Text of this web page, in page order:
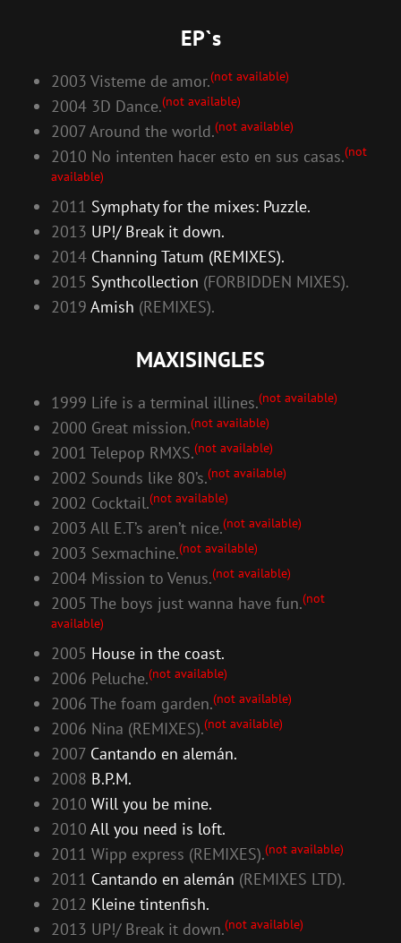
EP`s
2003 Visteme de amor.(not available)
2004 3D Dance.(not available)
2007 Around the world.(not available)
2010 No intenten hacer esto en sus casas.(not
available)
2011 Symphaty for the mixes: Puzzle.
2013 UP!/ Break it down.
2014 Channing Tatum (REMIXES).
2015 Synthcollection (FORBIDDEN MIXES).
2019 Amish (REMIXES).
MAXISINGLES
1999 Life is a terminal illines.(not available)
2000 Great mission.(not available)
2001 Telepop RMXS.(not available)
2002 Sounds like 80’s.(not available)
2002 Cocktail.(not available)
2003 All E.T’s aren’t nice.(not available)
2003 Sexmachine.(not available)
2004 Mission to Venus.(not available)
2005 The boys just wanna have fun.(not
available)
2005 House in the coast.
2006 Peluche.(not available)
2006 The foam garden.(not available)
2006 Nina (REMIXES).(not available)
2007 Cantando en alemán.
2008 B.P.M.
2010 Will you be mine.
2010 All you need is loft.
2011 Wipp express (REMIXES).(not available)
2011 Cantando en alemán (REMIXES LTD).
2012 Kleine tintenfish.
2013 UP!/ Break it down.(not available)